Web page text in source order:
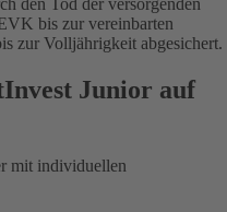
den Tod der versorgenden
bis zur vereinbarten
zur Volljährigkeit abgesichert.
Junior auf
mit individuellen